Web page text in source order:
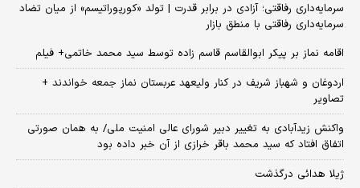
سرمایه‌داری رفاقتی؛ آزادی در برابر قدرت | تولد «کورپوراتیسم» از میان تضاد
سرمایه‌داری رفاقتی با منطق بازار
اقامه نماز بر پیکر ابوالقاسم قاسم زاده توسط سید محمد خاتمی+ فیلم
اردوغان و شهباز شریف در کنار ولیعهد عربستان نماز جمعه خواندند +
تصاویر
واکنش زیدآبادی به تغییر دبیر شورای عالی امنیت ملی/ به همان صورتی
اتفاق افتاد که سید محمد باقر خرازی از آن خبر داده بود
ژیلا هدائی درگذشت